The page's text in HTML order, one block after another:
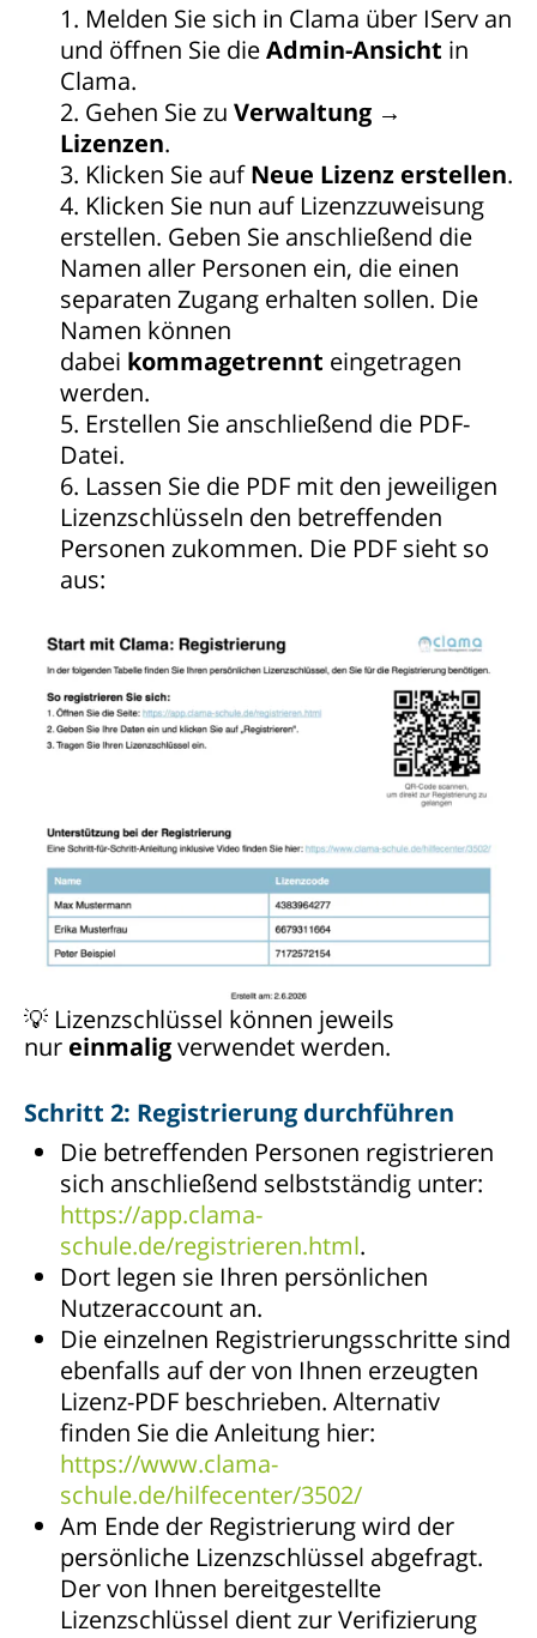
Melden Sie sich in Clama über IServ an
und öffnen Sie dieAdmin-Ansicht in
Clama.
Gehen Sie zu Verwaltung →
Lizenzen.
Klicken Sie aufNeue Lizenz erstellen.
Klicken Sie nun auf Lizenzzuweisung
erstellen. Geben Sie anschließend die
Namen aller Personen ein, die einen
separaten Zugang erhalten sollen. Die
Namen können
dabei kommagetrennt eingetragen
werden.
Erstellen Sie anschließend die PDF-
Datei.
Lassen Sie die PDF mit den jeweiligen
Lizenzschlüsseln den betreffenden
Personen zukommen. Die PDF sieht so
aus:
💡 Lizenzschlüssel können jeweils
nur einmaligverwendet werden.
Schritt 2: Registrierung durchführen
Die betreffenden Personen registrieren
sich anschließend selbstständig unter:
https://app.clama-
schule.de/registrieren.html.
Dort legen sie Ihren persönlichen
Nutzeraccount an.
Die einzelnen Registrierungsschritte sind
ebenfalls auf der von Ihnen erzeugten
Lizenz-PDF beschrieben. Alternativ
finden Sie die Anleitung hier:
https://www.clama-
schule.de/hilfecenter/3502/
Am Ende der Registrierung wird der
persönliche Lizenzschlüssel abgefragt.
Der von Ihnen bereitgestellte
Lizenzschlüssel dient zur Verifizierung